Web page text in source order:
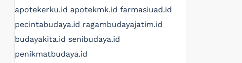
apotekerku.id apotekmk.id farmasiuad.id
pecintabudaya.id ragambudayajatim.id
budayakita.id senibudaya.id
penikmatbudaya.id